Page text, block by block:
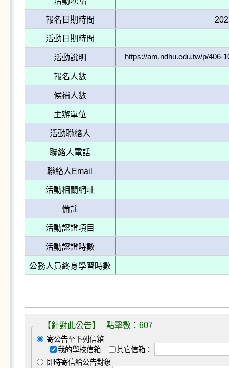
報名日期時間
活動日期時間
活動說明 https://am.ndhu.edu.tw/p/406-
報名人數
候補人數
主辦單位
活動聯絡人
聯絡人電話
聯絡人Email
活動相關網址
備註
活動認證項目
活動認證時數
公務人員終身學習時數
【針對此公告】 點擊數：607
寄公告至下列信箱
我的學校信箱
其它信箱：
即時寄信給公告對象